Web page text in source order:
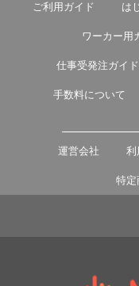
ご利用ガイド は
ワーカー用
仕事受発注ガイ
手数料について
運営会社 利
特定